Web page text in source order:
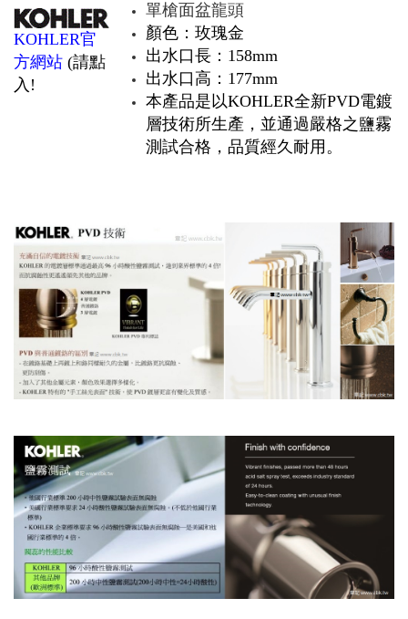
KOHLER官
方網站 (請點
入!
單槍面盆龍頭
顏色：玫瑰金
出水口長：158mm
出水口高：177mm
本產品是以KOHLER全新PVD電鍍
層技術所生產，並通過嚴格之鹽霧
測試合格，品質經久耐用。